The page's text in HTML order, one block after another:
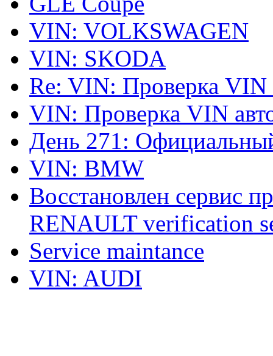
VIN: VOLKSWAGEN
VIN: SKODA
Re: VIN: Проверка VIN
VIN: Проверка VIN
День 271:
VIN: BMW
Восстановлен сервис
RENAULT verification
Service maintance
VIN: AUDI